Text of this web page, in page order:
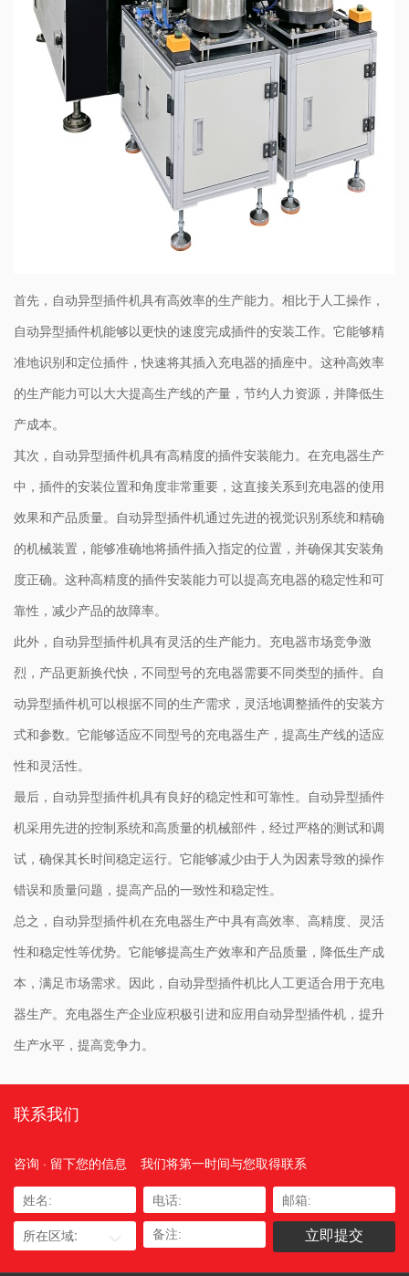
首先，自动异型插件机具有高效率的生产能力。相比于人工操作，
自动异型插件机能够以更快的速度完成插件的安装工作。它能够精
准地识别和定位插件，快速将其插入充电器的插座中。这种高效率
的生产能力可以大大提高生产线的产量，节约人力资源，并降低生
产成本。
其次，自动异型插件机具有高精度的插件安装能力。在充电器生产
中，插件的安装位置和角度非常重要，这直接关系到充电器的使用
效果和产品质量。自动异型插件机通过先进的视觉识别系统和精确
的机械装置，能够准确地将插件插入指定的位置，并确保其安装角
度正确。这种高精度的插件安装能力可以提高充电器的稳定性和可
靠性，减少产品的故障率。
此外，自动异型插件机具有灵活的生产能力。充电器市场竞争激
烈，产品更新换代快，不同型号的充电器需要不同类型的插件。自
动异型插件机可以根据不同的生产需求，灵活地调整插件的安装方
式和参数。它能够适应不同型号的充电器生产，提高生产线的适应
性和灵活性。
最后，自动异型插件机具有良好的稳定性和可靠性。自动异型插件
机采用先进的控制系统和高质量的机械部件，经过严格的测试和调
试，确保其长时间稳定运行。它能够减少由于人为因素导致的操作
错误和质量问题，提高产品的一致性和稳定性。
总之，自动异型插件机在充电器生产中具有高效率、高精度、灵活
性和稳定性等优势。它能够提高生产效率和产品质量，降低生产成
本，满足市场需求。因此，自动异型插件机比人工更适合用于充电
器生产。充电器生产企业应积极引进和应用自动异型插件机，提升
生产水平，提高竞争力。
联系我们
咨询 · 留下您的信息 我们将第一时间与您取得联系
所在区域: